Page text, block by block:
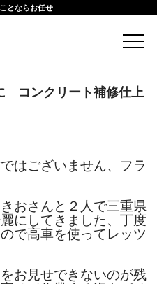
とならお任せ
コンクリート補修仕上
はございません、フラ
おさんと２人で三重県
にしてきました、丁度
で高車を使ってレッツ
お見せできないのが残